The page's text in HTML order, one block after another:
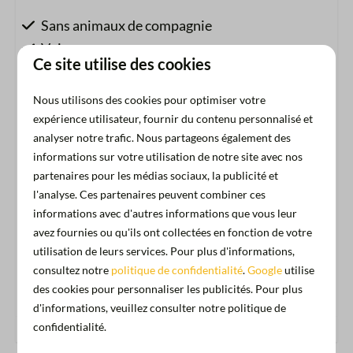
Sans animaux de compagnie
Voir
Localisation
Amsterdam
Logement
Hébergements du port
Aménagements de l'hébergement
Terrasse (sur le toit) avec vue sur la marina
Chauffage
Voir plus ↓
Label énergétique :
Ce site utilise des cookies
Nous utilisons des cookies pour optimiser votre
expérience utilisateur, fournir du contenu personnalisé et
analyser notre trafic. Nous partageons également des
informations sur votre utilisation de notre site avec nos
partenaires pour les médias sociaux, la publicité et
l'analyse. Ces partenaires peuvent combiner ces
informations avec d'autres informations que vous leur
avez fournies ou qu'ils ont collectées en fonction de votre
utilisation de leurs services. Pour plus d'informations,
consultez notre politique de confidentialité.Googleutilise
des cookies pour personnaliser les publicités. Pour plus
d'informations, veuillez consulter notre politique de
confidentialité.